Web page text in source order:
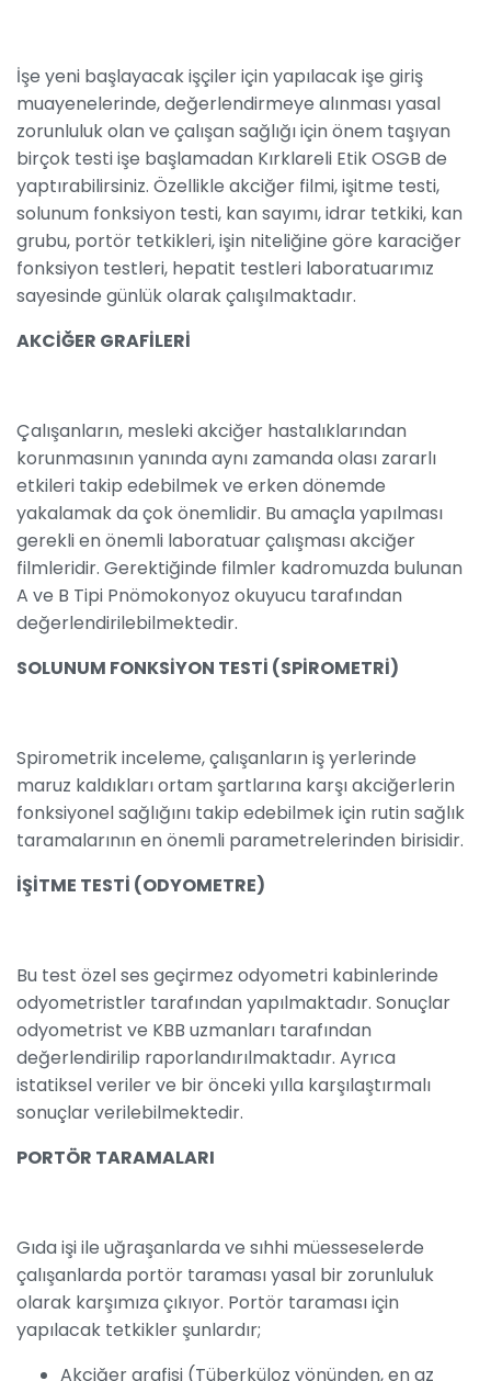
İşe yeni başlayacak işçiler için yapılacak işe giriş
muayenelerinde, değerlendirmeye alınması yasal
zorunluluk olan ve çalışan sağlığı için önem taşıyan
birçok testi işe başlamadan Kırklareli Etik OSGB de
yaptırabilirsiniz. Özellikle akciğer filmi, işitme testi,
solunum fonksiyon testi, kan sayımı, idrar tetkiki, kan
grubu, portör tetkikleri, işin niteliğine göre karaciğer
fonksiyon testleri, hepatit testleri laboratuarımız
sayesinde günlük olarak çalışılmaktadır.
AKCİĞER GRAFİLERİ
Çalışanların, mesleki akciğer hastalıklarından
korunmasının yanında aynı zamanda olası zararlı
etkileri takip edebilmek ve erken dönemde
yakalamak da çok önemlidir. Bu amaçla yapılması
gerekli en önemli laboratuar çalışması akciğer
filmleridir. Gerektiğinde filmler kadromuzda bulunan
A ve B Tipi Pnömokonyoz okuyucu tarafından
değerlendirilebilmektedir.
SOLUNUM FONKSİYON TESTİ (SPİROMETRİ)
Spirometrik inceleme, çalışanların iş yerlerinde
maruz kaldıkları ortam şartlarına karşı akciğerlerin
fonksiyonel sağlığını takip edebilmek için rutin sağlık
taramalarının en önemli parametrelerinden birisidir.
İŞİTME TESTİ (ODYOMETRE)
Bu test özel ses geçirmez odyometri kabinlerinde
odyometristler tarafından yapılmaktadır. Sonuçlar
odyometrist ve KBB uzmanları tarafından
değerlendirilip raporlandırılmaktadır. Ayrıca
istatiksel veriler ve bir önceki yılla karşılaştırmalı
sonuçlar verilebilmektedir.
PORTÖR TARAMALARI
Gıda işi ile uğraşanlarda ve sıhhi müesseselerde
çalışanlarda portör taraması yasal bir zorunluluk
olarak karşımıza çıkıyor. Portör taraması için
yapılacak tetkikler şunlardır;
Akciğer grafisi (Tüberküloz yönünden, en az